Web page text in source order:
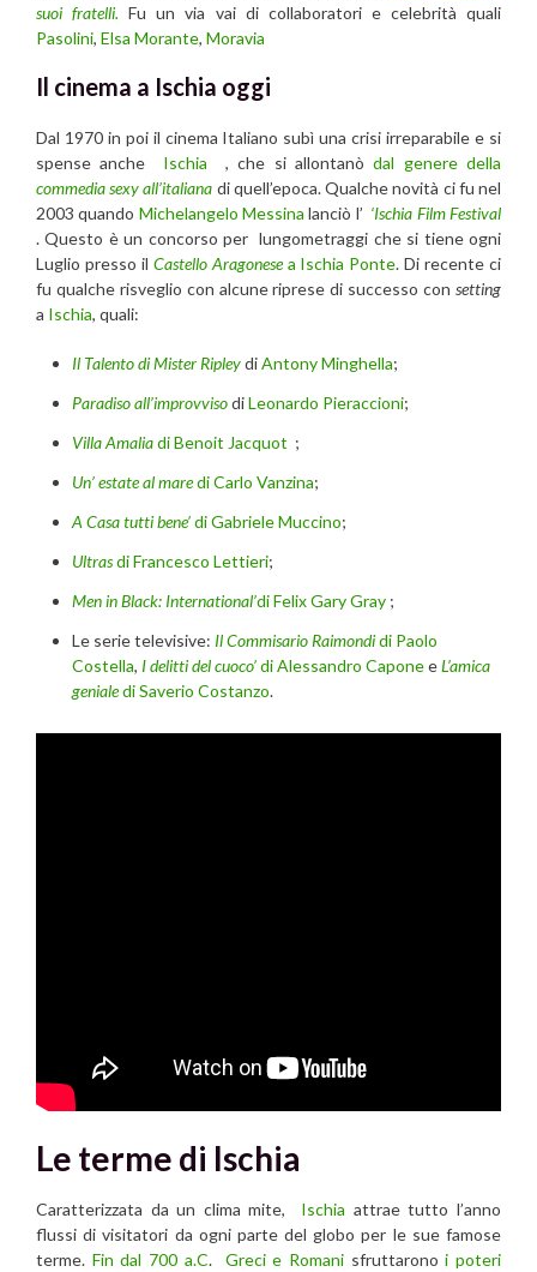
suoi fratelli. Fu un via vai di collaboratori e celebrità quali
Pasolini, Elsa Morante, Moravia
Il cinema a Ischia oggi
Dal 1970 in poi il cinema Italiano subì una crisi irreparabile e si
spense anche Ischia , che si allontanòdal genere della
commedia sexy all’italiana di quell’epoca. Qualche novità ci fu nel
2003 quando Michelangelo Messina lanciò l’ ‘Ischia Film Festival
. Questo è un concorso per lungometraggi che si tiene ogni
Luglio presso il Castello Aragonesea Ischia Ponte. Di recente ci
fu qualche risveglio con alcune riprese di successo con setting
a Ischia, quali:
Il Talento di Mister RipleydiAntony Minghella;
Paradiso all’improvvisodiLeonardo Pieraccioni;
Villa Amaliadi Benoit Jacquot ;
Un’ estate al maredi Carlo Vanzina;
A Casa tutti bene’di Gabriele Muccino;
Ultrasdi Francesco Lettieri;
Men in Black: International’di Felix Gary Gray ;
Le serie televisive: Il Commisario Raimondidi Paolo
Costella, I delitti del cuoco’di Alessandro CaponeeL’amica
genialedi Saverio Costanzo.
Le terme di Ischia
Caratterizzata da un clima mite, Ischia attrae tutto l’anno
flussi di visitatori da ogni parte del globo per le sue famose
terme. Fin dal 700 a.C. Greci e Romani sfruttaronoi poteri